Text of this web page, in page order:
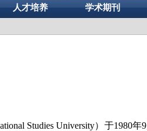
人才培养 学术期刊
Studies University）于1980年9